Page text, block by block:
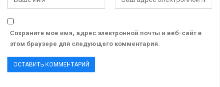
Сохраните мое имя, адрес электронной почты и веб-сайт в
этом браузере для следующего комментария.